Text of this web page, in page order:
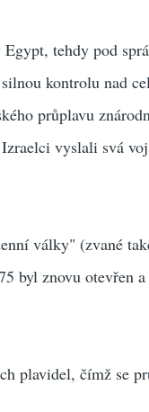
tehdy pod
kontrolu nad
průplavu
vyslali svá
války" (zvané
byl znovu otevřen
plavidel, čímž se